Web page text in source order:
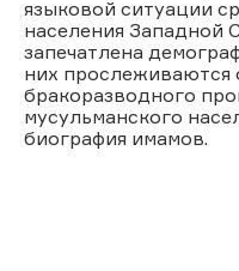
языковой ситуации
населения Западной
запечатлена
них прослеживаются
бракоразводного
мусульманского
биография имамов.